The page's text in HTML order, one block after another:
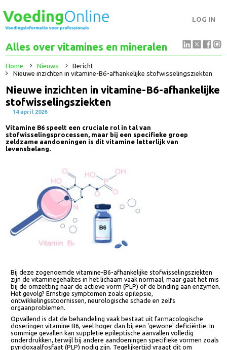
LOG IN
Alles over vitamines en mineralen
Home Nieuws
Bericht
Nieuwe inzichten in vitamine-B6-afhankelijke stofwisselingsziekten
Nieuwe inzichten in vitamine-B6-
stofwisselingsziekten
14 april 2026
Vitamine B6 speelt een cruciale rol in tal van
stofwisselingsprocessen, maar bij een specifieke groep
zeldzame aandoeningen is dit vitamine letterlijk van
Bij deze zogenoemde vitamine-B6-afhankelijke stofwisselingsziekten
zijn de vitaminegehaltes in het lichaam vaak normaal, maar gaat het
bij de omzetting naar de actieve vorm (PLP) of de binding aan
Het gevolg? Ernstige symptomen zoals epilepsie,
ontwikkelingsstoornissen, neurologische schade en zelfs
orgaanproblemen.
Opvallend is dat de behandeling vaak bestaat uit farmacologische
doseringen vitamine B6, veel hoger dan bij een 'gewone' deficiëntie. In